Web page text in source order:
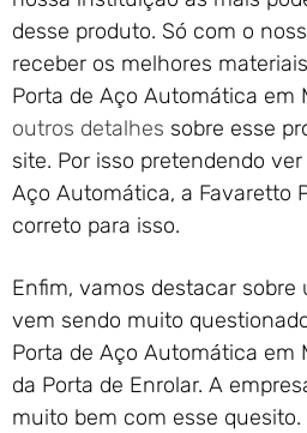
RJ
desse produto. Só com o
receber os melhores
Porta de Aço Automática em
outros detalhes sobre esse
site. Por isso pretendendo
Aço Automática, a Favaretto
correto para isso.
Enfim, vamos destacar sobre
vem sendo muito
Porta de Aço Automática em
da Porta de Enrolar. A
muito bem com esse